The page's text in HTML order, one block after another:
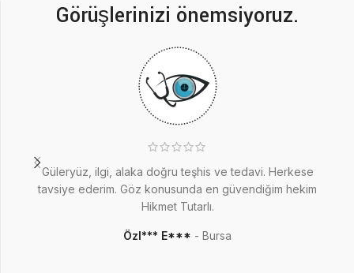
Görüşlerinizi önemsiyoruz.
Güleryüz, ilgi, alaka doğru teşhis ve tedavi. Herkese
tavsiye ederim. Göz konusunda en güvendiğim hekim
Hikmet Tutarlı.
Özl*** E*** Bursa